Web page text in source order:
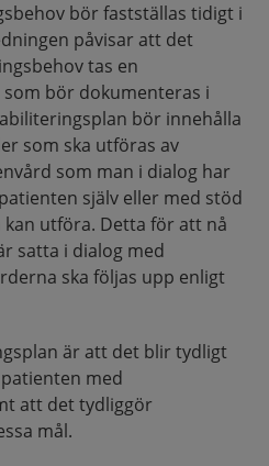
bör fastställas tidigt i
påvisar att det
tas en
bör dokumenteras i
bör innehålla
som ska utföras av
som man i dialog har
själv eller med stöd
utföra. Detta för att nå
satta i dialog med
ska följas upp enligt
är att det blir tydligt
med
att det tydliggör
mål.